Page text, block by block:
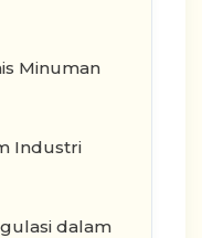
Minuman
Industri
dalam